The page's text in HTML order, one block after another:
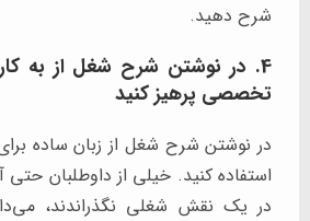
شرح دهید.
4. در نوشتن شرح شغل از به
تخصصی پرهیز کنید
در نوشتن شرح شغل از زبان ساده
استفاده کنید. خیلی از داوطلبان
در یک نقش شغلی نگذراندند،